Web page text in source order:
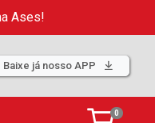
Ases!
Baixe já nosso APP
0